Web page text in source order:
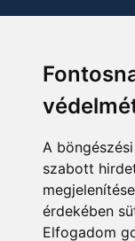
A
szabott
érdekében
Elfogadom